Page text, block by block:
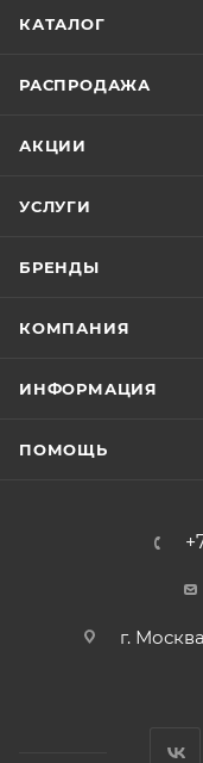
КАТАЛОГ
РАСПРОДАЖА
АКЦИИ
УСЛУГИ
БРЕНДЫ
КОМПАНИЯ
ИНФОРМАЦИЯ
ПОМОЩЬ
г.